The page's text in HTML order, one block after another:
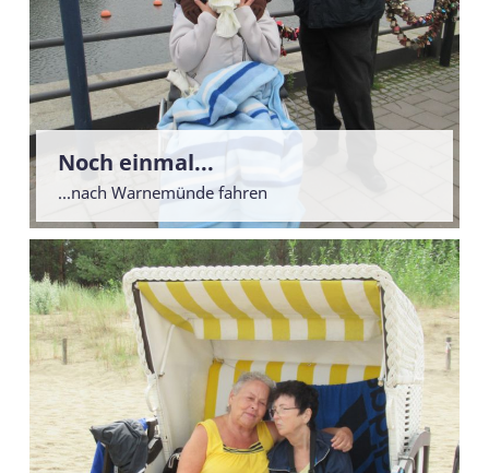
Noch einmal...
...nach Warnemünde fahren